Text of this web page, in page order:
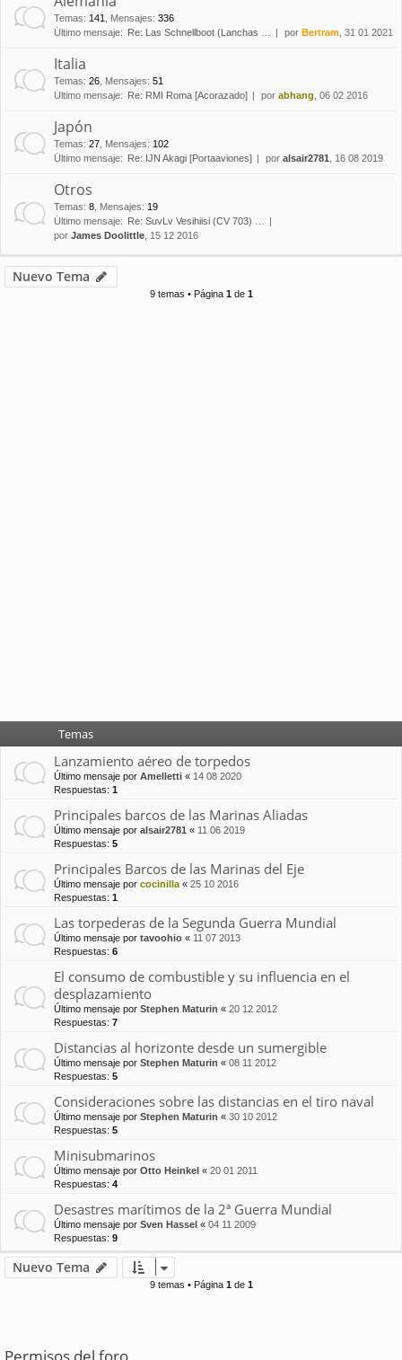
Temas: 141 Mensajes: 336
Último mensaje: Re: Las Schnellboot (Lanchas … por Bertram , 31 01 2021
Italia
Temas: 26 Mensajes: 51
Último mensaje: Re: RMI Roma [Acorazado] por abhang , 06 02 2016
Japón
Temas: 27 Mensajes: 102
Último mensaje: Re: IJN Akagi [Portaaviones] por alsair2781 , 16 08 2019
Otros
Temas: 8 Mensajes: 19
Último mensaje: Re: SuvLv Vesihiisi (CV 703) …
por James Doolittle , 15 12 2016
Nuevo Tema
9 temas • Página 1de 1
Temas
Lanzamiento aéreo de torpedos
Último mensaje por Amelletti « 14 08 2020
Respuestas: 1
Principales barcos de las Marinas Aliadas
Último mensaje por alsair2781 « 11 06 2019
Respuestas: 5
Principales Barcos de las Marinas del Eje
Último mensaje por cocinilla « 25 10 2016
Respuestas: 1
Las torpederas de la Segunda Guerra Mundial
Último mensaje por tavoohio « 11 07 2013
Respuestas: 6
El consumo de combustible y su influencia en el
desplazamiento
Último mensaje por Stephen Maturin « 20 12 2012
Respuestas: 7
Distancias al horizonte desde un sumergible
Último mensaje por Stephen Maturin « 08 11 2012
Respuestas: 5
Consideraciones sobre las distancias en el tiro naval
Último mensaje por Stephen Maturin « 30 10 2012
Respuestas: 5
Minisubmarinos
Último mensaje por Otto Heinkel « 20 01 2011
Respuestas: 4
Desastres marítimos de la 2ª Guerra Mundial
Último mensaje por Sven Hassel « 04 11 2009
Respuestas: 9
Nuevo Tema
9 temas • Página 1de 1